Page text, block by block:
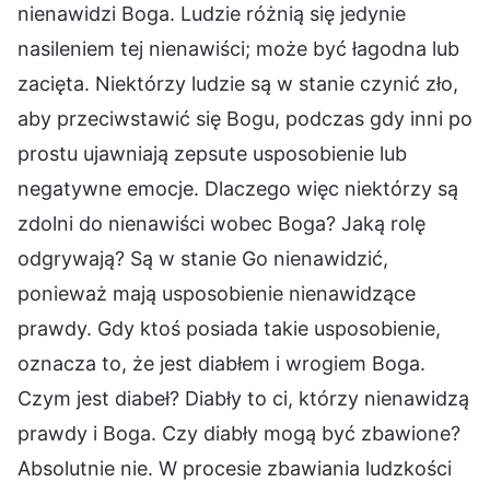
nienawidzi Boga. Ludzie różnią się jedynie
nasileniem tej nienawiści; może być łagodna lub
zacięta. Niektórzy ludzie są w stanie czynić zło,
aby przeciwstawić się Bogu, podczas gdy inni po
prostu ujawniają zepsute usposobienie lub
negatywne emocje. Dlaczego więc niektórzy są
zdolni do nienawiści wobec Boga? Jaką rolę
odgrywają? Są w stanie Go nienawidzić,
ponieważ mają usposobienie nienawidzące
prawdy. Gdy ktoś posiada takie usposobienie,
oznacza to, że jest diabłem i wrogiem Boga.
Czym jest diabeł? Diabły to ci, którzy nienawidzą
prawdy i Boga. Czy diabły mogą być zbawione?
Absolutnie nie. W procesie zbawiania ludzkości